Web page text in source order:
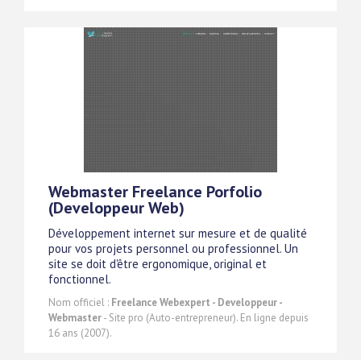
Webmaster Freelance Porfolio
(Developpeur Web)
Développement internet sur mesure et de qualité
pour vos projets personnel ou professionnel. Un
site se doit d'être ergonomique, original et
fonctionnel.
Nom officiel : Freelance Webexpert - Developpeur -
Webmaster- Site pro (Auto-entrepreneur). En ligne depuis
16 ans (2007).